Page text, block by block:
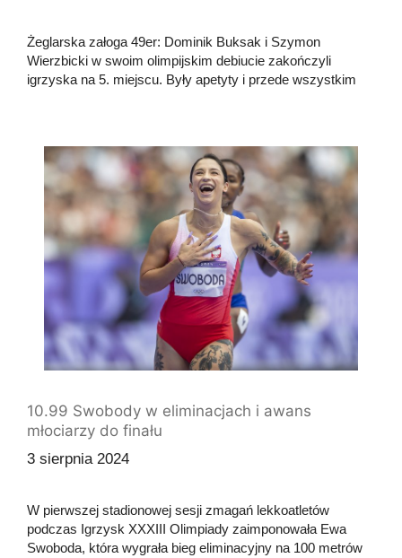
Żeglarska załoga 49er: Dominik Buksak i Szymon
Wierzbicki w swoim olimpijskim debiucie zakończyli
igrzyska na 5. miejscu. Były apetyty i przede wszystkim
10.99 Swobody w eliminacjach i awans
młociarzy do finału
3 sierpnia 2024
W pierwszej stadionowej sesji zmagań lekkoatletów
podczas Igrzysk XXXIII Olimpiady zaimponowała Ewa
Swoboda, która wygrała bieg eliminacyjny na 100 metrów